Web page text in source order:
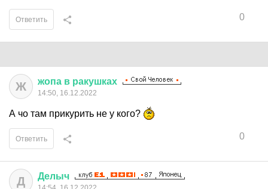
0
Ответить
Ж жопа в ракушках
14:50, 16.12.2022
А чо там прикурить не у кого?
0
Ответить
Д Делыч